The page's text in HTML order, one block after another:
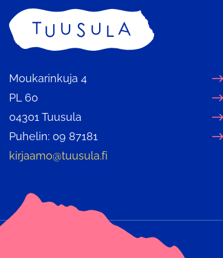
Etusivu
Moukarinkuja 4
PL 60
04301 Tuusula
Puhelin: 09 87181
kirjaamo@tuusula.fi